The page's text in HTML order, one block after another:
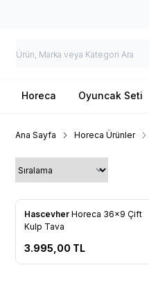
Horeca Oyuncak Seti
Ana Sayfa Horeca Ürünler
Yeni
Favorilere Ekle
Hascevher Horeca 36x9 Çift
Kulp Tava
3.995,00 TL